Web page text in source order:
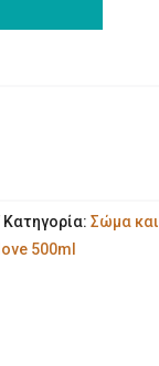
Κατηγορία:Σώμα και
500ml